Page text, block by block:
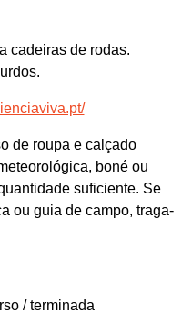
cadeiras de rodas.
de roupa e calçado
boné ou
suficiente. Se
ou guia de campo, traga-
/ terminada